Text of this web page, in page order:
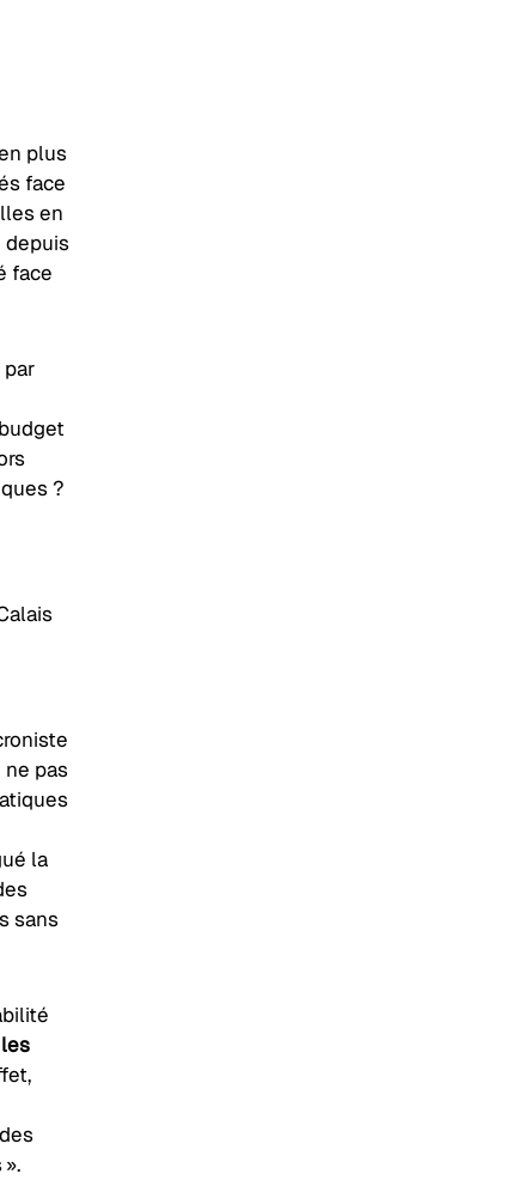
plus
face
en
depuis
face
?
pas
la
sans